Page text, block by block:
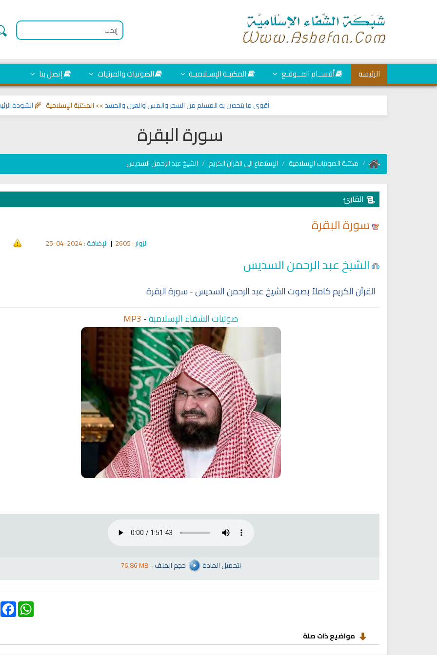
الرئيسة أقســام المــوقـع المكتبـة الإسـلاميـة الصوتيات والمرئيات إتصل بنا
انشودة الرئيس أقوى ما يتحصن به المسلم من السحر والمس والعين والحسد>> المكتبة الإسلامية 🌾
سورة البقرة
مكتبة الصوتيات الإسلامية الإستماع الى القرآن الكريم الشيخ عبد الرحمن السديس
القارئ
سورة البقرة
الزوار: 2605
| الإضافة: 2024-04-25
الشيخ عبد الرحمن السديس
القرآن الكريم كاملاً بصوت الشيخ عبد الرحمن السديس - سورة البقرة
صوتيات الشفاء الإسلامية-
MP3
76.86 MB- لتحميل المادة حجم الملف
WhatsApp
مواضيع ذات صلة
Discover Islam and Muslims
Why Do You Feel at Peace When
You Don’t Understand It?
and the evil eye
انشودة الرئيس احمد الشرع
اناشيد ابراهيم الاحمد
1571 | 2026-06-20
انشودة تلك أمي
أناشيد الأم
3677 | 2026-03-30
الترجمات الصوتية لمعاني
القرآن Mp3 13836 | 2024-05-29 الترجمات الصوتية